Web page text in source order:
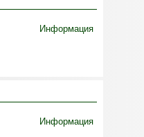
Информация
Информация